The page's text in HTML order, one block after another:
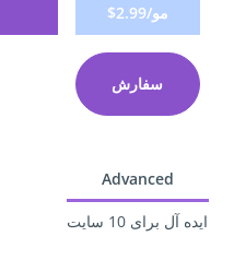
$2.99/مو
سفارش
Advanced
ایده آل برای 10 سایت